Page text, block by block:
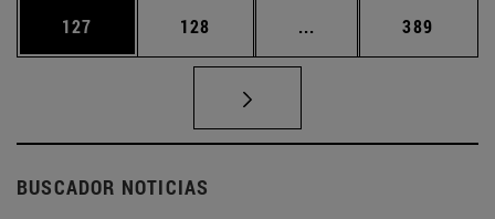
Página
127 Página
128 ... Páginas intermedias
Página
389
BUSCADOR NOTICIAS